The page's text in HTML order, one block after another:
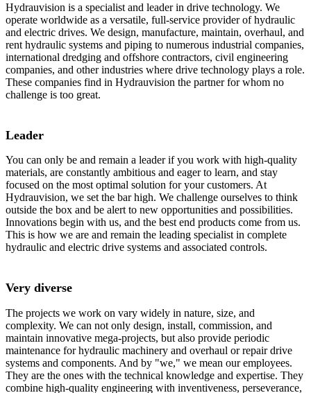
Hydrauvision is a specialist and leader in drive technology. We
operate worldwide as a versatile, full-service provider of hydraulic
and electric drives. We design, manufacture, maintain, overhaul, and
rent hydraulic systems and piping to numerous industrial companies,
international dredging and offshore contractors, civil engineering
companies, and other industries where drive technology plays a role.
These companies find in Hydrauvision the partner for whom no
challenge is too great.
Leader
You can only be and remain a leader if you work with high-quality
materials, are constantly ambitious and eager to learn, and stay
focused on the most optimal solution for your customers. At
Hydrauvision, we set the bar high. We challenge ourselves to think
outside the box and be alert to new opportunities and possibilities.
Innovations begin with us, and the best end products come from us.
This is how we are and remain the leading specialist in complete
hydraulic and electric drive systems and associated controls.
Very diverse
The projects we work on vary widely in nature, size, and
complexity. We can not only design, install, commission, and
maintain innovative mega-projects, but also provide periodic
maintenance for hydraulic machinery and overhaul or repair drive
systems and components. And by "we," we mean our employees.
They are the ones with the technical knowledge and expertise. They
combine high-quality engineering with inventiveness, perseverance,